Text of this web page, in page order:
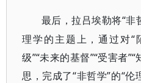
最后，拉吕埃勒将“非
理学的主题上，通过对“
级”“未来的基督”“受害者
思，完成了“非哲学”的“